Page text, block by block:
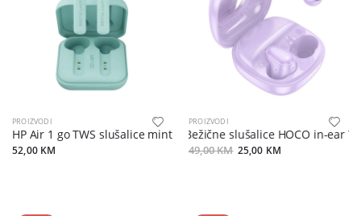
PROIZVODI
HP Air 1 go TWS slušalice mint
52,00 KM
PROIZVODI
Bežične slušalice HOCO in-ear
49,00 KM 25,00 KM